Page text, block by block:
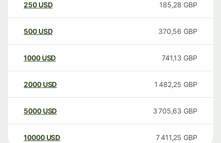
250 USD 185,28 GBP
500 USD 370,56 GBP
1000 USD 741,13 GBP
2000 USD 1 482,25 GBP
5000 USD 3 705,63 GBP
10000 USD 7 411,25 GBP